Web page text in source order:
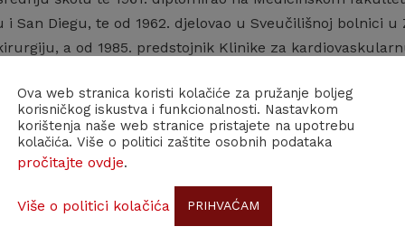
San Diegu, te od 1962. djelovao u Sveučilišnoj bolnici
a od 1985. predstojnik Klinike za
srca i usavršavanjem umjetnog srca te je
je operirao srčanu deformaciju kod novorođenčeta.
Medicinskog fakulteta u Zürichu i Medicinskoga
izabran je 1992. godine.
Ova web stranica koristi kolačiće za pružanje boljeg
korisničkog iskustva i funkcionalnosti. Nastavkom
korištenja naše web stranice pristajete na upotrebu
kolačića. Više o politici zaštite osobnih podataka
pročitajte ovdje.
Više o politici kolačića PRIHVAĆAM